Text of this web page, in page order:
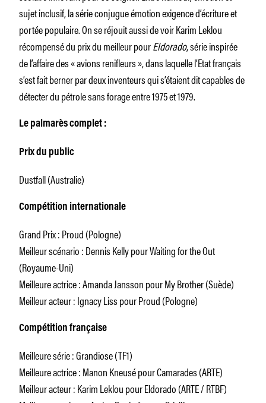
sujet inclusif, la série conjugue émotion exigence d’écriture et
portée populaire. On se réjouit aussi de voir Karim Leklou
récompensé du prix du meilleur pourEldorado, série inspirée
de l’affaire des « avions renifleurs », dans laquelle l’Etat français
s’est fait berner par deux inventeurs qui s’étaient dit capables de
détecter du pétrole sans forage entre 1975 et 1979.
Le palmarès complet :
Prix du public
Dustfall (Australie)
Compétition internationale
Grand Prix : Proud (Pologne)
Meilleur scénario : Dennis Kelly pour Waiting for the Out
(Royaume-Uni)
Meilleure actrice : Amanda Jansson pour My Brother (Suède)
Meilleur acteur : Ignacy Liss pour Proud (Pologne)
Compétition française
Meilleure série : Grandiose (TF1)
Meilleure actrice : Manon Kneusé pour Camarades (ARTE)
Meilleur acteur : Karim Leklou pour Eldorado (ARTE / RTBF)